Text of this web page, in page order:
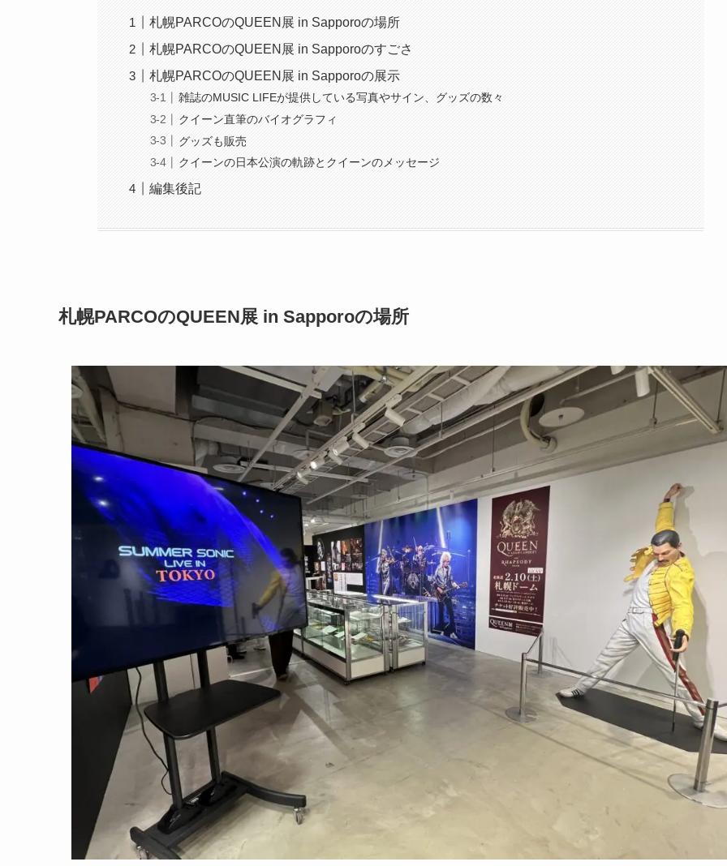
札幌PARCOのQUEEN展 in Sapporoの場所
札幌PARCOのQUEEN展 in Sapporoのすごさ
札幌PARCOのQUEEN展 in Sapporoの展示
雑誌のMUSIC LIFEが提供している写真やサイン、グッズの数々
クイーン直筆のバイオグラフィ
グッズも販売
クイーンの日本公演の軌跡とクイーンのメッセージ
編集後記
札幌PARCOのQUEEN展 in Sapporoの場所